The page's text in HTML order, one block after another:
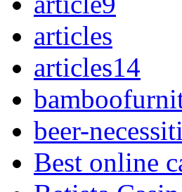
articles
articles14
beer-
Best online